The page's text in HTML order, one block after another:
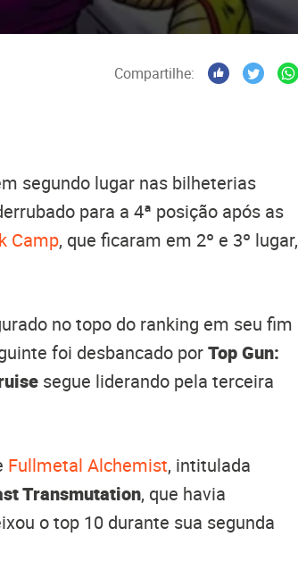
Compartilhe:
segundo lugar nas bilheterias
para a 4ª posição após as
Camp, que ficaram em 2º e 3º lugar,
no topo do ranking em seu fim
foi desbancado porTop Gun:
segue liderando pela terceira
Fullmetal Alchemist, intitulada
Transmutation, que havia
o top 10 durante sua segunda